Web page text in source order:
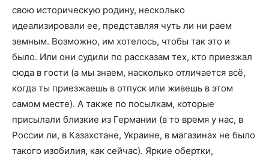
свою историческую родину, несколько
идеализировали ее, представляя чуть ли ни раем
земным. Возможно, им хотелось, чтобы так это и
было. Или они судили по рассказам тех, кто приезжал
сюда в гости (а мы знаем, насколько отличается всё,
когда ты приезжаешь в отпуск или живешь в этом
самом месте). А также по посылкам, которые
присылали близкие из Германии (в то время у нас, в
России ли, в Казахстане, Украине, в магазинах не было
такого изобилия, как сейчас). Яркие обертки,